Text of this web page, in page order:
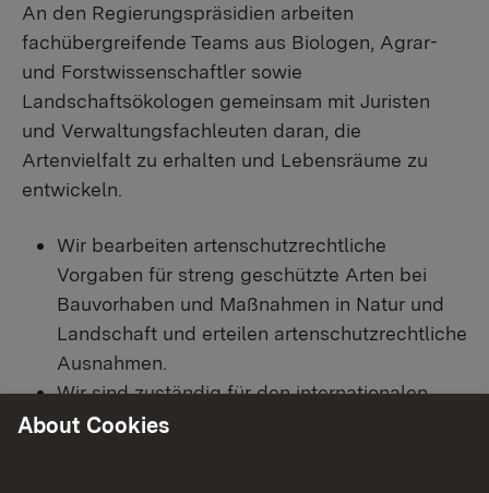
An den Regierungspräsidien arbeiten
fachübergreifende Teams aus Biologen, Agrar-
und Forstwissenschaftler sowie
Landschaftsökologen gemeinsam mit Juristen
und Verwaltungsfachleuten daran, die
Artenvielfalt zu erhalten und Lebensräume zu
entwickeln.
Wir bearbeiten artenschutzrechtliche
Vorgaben für streng geschützte Arten bei
Bauvorhaben und Maßnahmen in Natur und
Landschaft und erteilen artenschutzrechtliche
Ausnahmen.
Wir sind zuständig für den internationalen
Artenschutz. Wir prüfen den
About Cookies